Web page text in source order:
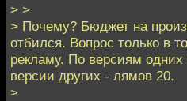
> >
> Почему? Бюджет на
отбился. Вопрос только в
рекламу. По версиям
версии других - лямов 20.
>